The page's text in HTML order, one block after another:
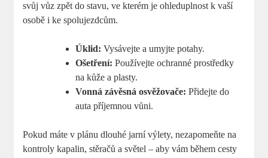
svůj vůz zpět do stavu, ve kterém je ohleduplnost k vaší
osobě i ke spolujezdcům.
Úklid: Vysávejte a umyjte potahy.
Ošetření: Používejte ochranné prostředky
na kůže a plasty.
Vonná závěsná osvěžovače: Přidejte do
auta příjemnou vůni.
Pokud máte v plánu dlouhé jarní výlety, nezapomeňte na
kontroly kapalin, stěračů a světel – aby vám během cesty